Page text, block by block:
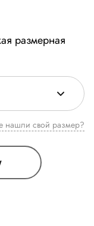
размерная
Не нашли свой размер?